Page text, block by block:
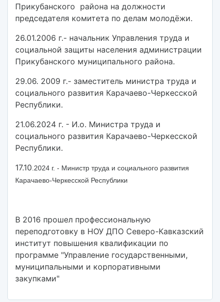
Прикубанского района на должности
председателя комитета по делам молодёжи.
26.01.2006 г.- начальник Управления труда и
социальной защиты населения администрации
Прикубанского муниципального района.
29.06. 2009 г.- заместитель министра труда и
социального развития Карачаево-Черкесской
Республики.
21.06.2024 г. - И.о. Министра труда и
социального развития Карачаево-Черкесской
Республики.
17.10 .2024 г. - Министр труда и социального развития
Карачаево-Черкесской Республики
В 2016 прошел профессиональную
переподготовку в НОУ ДПО Северо-Кавказский
институт повышения квалификации по
программе "Управление государственными,
муниципальными и корпоративными
закупками"